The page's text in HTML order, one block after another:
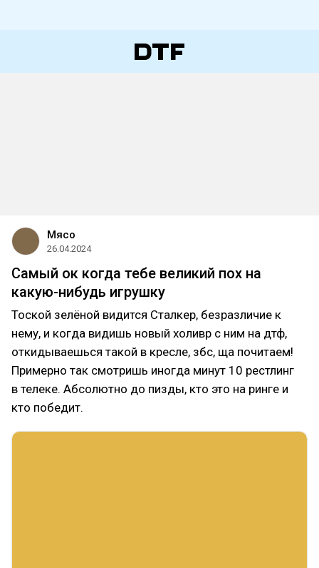
Мясо
26.04.2024
Самый ок когда тебе великий пох на
какую-нибудь игрушку
Тоской зелёной видится Сталкер, безразличие к
нему, и когда видишь новый холивр с ним на дтф,
откидываешься такой в кресле, збс, ща почитаем!
Примерно так смотришь иногда минут 10 рестлинг
в телеке. Абсолютно до пизды, кто это на ринге и
кто победит.